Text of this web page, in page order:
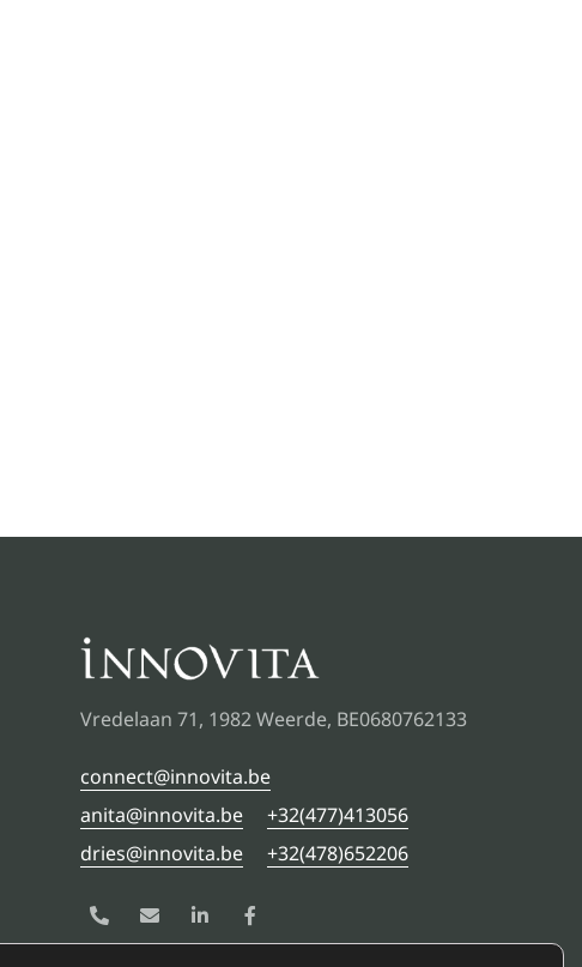
Vredelaan 71, 1982 Weerde, BE0680762133
connect@innovita.be
anita@innovita.be
+32(477)413056
dries@innovita.be
+32(478)652206